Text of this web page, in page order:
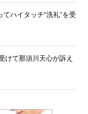
ハイタッチ“洗礼”を受
けて那須川天心が訴え